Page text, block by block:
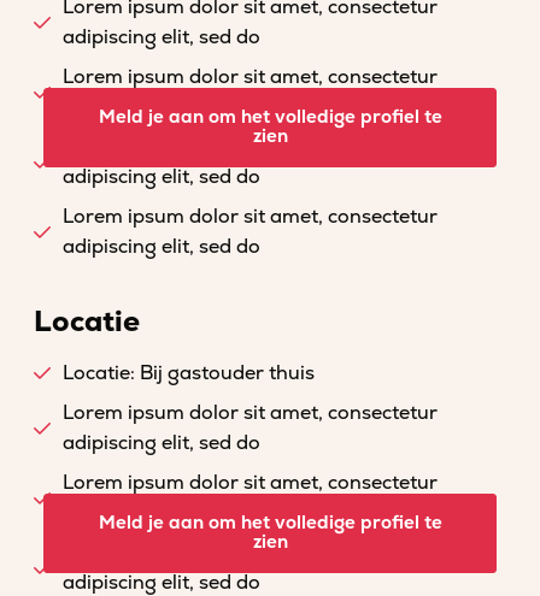
Lorem ipsum dolor sit amet, consectetur
adipiscing elit, sed do
Lorem ipsum dolor sit amet, consectetur
adipiscing elit, sed do
Lorem ipsum dolor sit amet, consectetur
adipiscing elit, sed do
Lorem ipsum dolor sit amet, consectetur
adipiscing elit, sed do
Meld je aan om het volledige profiel te
zien
Locatie
Locatie: Bij gastouder thuis
Lorem ipsum dolor sit amet, consectetur
adipiscing elit, sed do
Lorem ipsum dolor sit amet, consectetur
adipiscing elit, sed do
Lorem ipsum dolor sit amet, consectetur
adipiscing elit, sed do
Meld je aan om het volledige profiel te
zien